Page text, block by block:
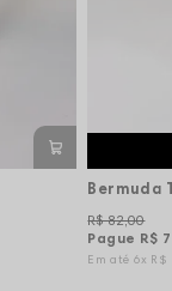
Bermuda
Pague R$
R$ 82,00
6x R$